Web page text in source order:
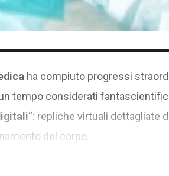
ha compiuto progressi
tempo considerati
“: repliche virtuali dettagliate
del corpo.